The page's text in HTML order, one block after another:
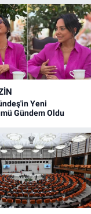
Yeni
Gündem Oldu